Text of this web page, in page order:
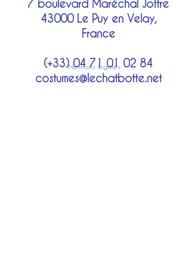
Mentions légales
7 boulevard Maréchal Joffre
43000 Le Puy en Velay,
France
(+33)04 71 01 02 84
costumes@lechatbotte.net